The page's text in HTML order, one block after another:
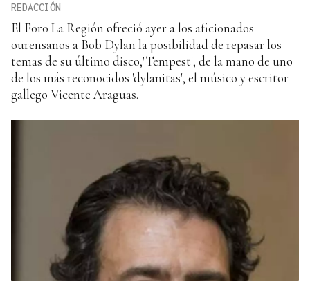
REDACCIÓN
El Foro La Región ofreció ayer a los aficionados
ourensanos a Bob Dylan la posibilidad de repasar los
temas de su último disco,'Tempest', de la mano de uno
de los más reconocidos 'dylanitas', el músico y escritor
gallego Vicente Araguas.